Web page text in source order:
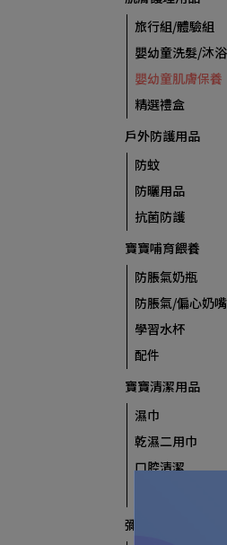
旅行組/體驗組
嬰幼童洗髮/沐
嬰幼童肌膚保養
精選禮盒
戶外防護用品
防蚊
防曬用品
抗菌防護
寶寶哺育餵養
防脹氣奶瓶
防脹氣/偏心奶嘴
學習水杯
配件
寶寶清潔用品
濕巾
乾濕二用巾
口腔清潔
彌月送好禮